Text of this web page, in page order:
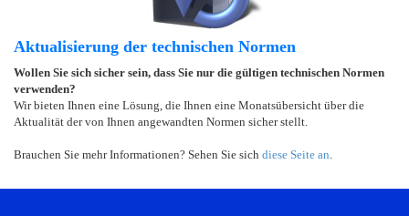
Aktualisierung der technischen Normen
Wollen Sie sich sicher sein, dass Sie nur die gültigen technischen Normen
verwenden?
Wir bieten Ihnen eine Lösung, die Ihnen eine Monatsübersicht über die
Aktualität der von Ihnen angewandten Normen sicher stellt.
Brauchen Sie mehr Informationen? Sehen Sie sich diese Seite an